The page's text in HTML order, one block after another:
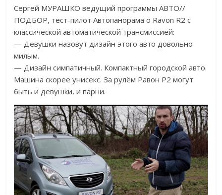
Сергей МУРАШКО ведущий программы АВТО//
ПОДБОР, тест-пилот Автопанорама о Ravon R2 с
классической автоматической трансмиссией:
— Девушки назовут дизайн этого авто довольно
милым.
— Дизайн симпатичный. Компактный городской авто.
Машина скорее унисекс. За рулём Равон Р2 могут
быть и девушки, и парни.